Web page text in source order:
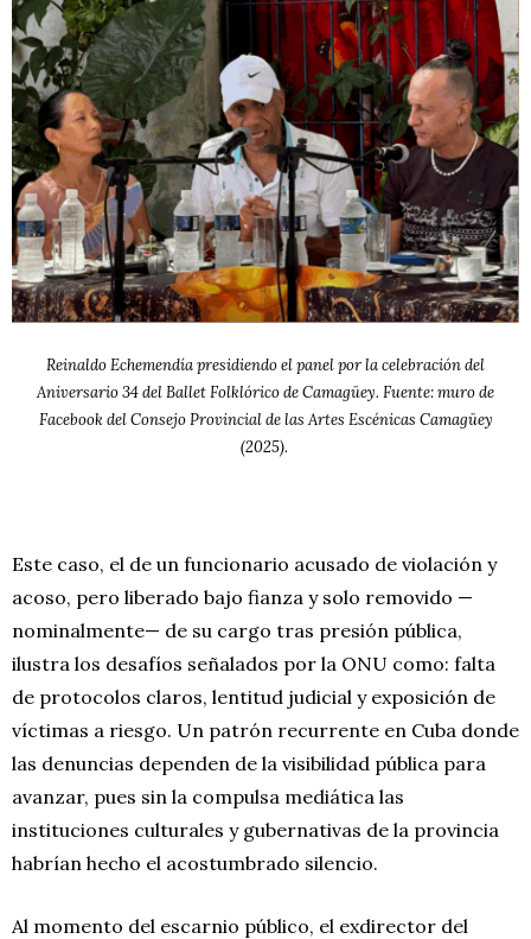
Reinaldo Echemendía presidiendo el panel por la celebración del
Aniversario 34 del Ballet Folklórico de Camagüey. Fuente: muro de
Facebook del Consejo Provincial de las Artes Escénicas Camagüey
(2025).
Este caso, el de un funcionario acusado de violación y
acoso, pero liberado bajo fianza y solo removido —
nominalmente— de su cargo tras presión pública,
ilustra los desafíos señalados por la ONU como: falta
de protocolos claros, lentitud judicial y exposición de
víctimas a riesgo. Un patrón recurrente en Cuba donde
las denuncias dependen de la visibilidad pública para
avanzar, pues sin la compulsa mediática las
instituciones culturales y gubernativas de la provincia
habrían hecho el acostumbrado silencio.
Al momento del escarnio público, el exdirector del